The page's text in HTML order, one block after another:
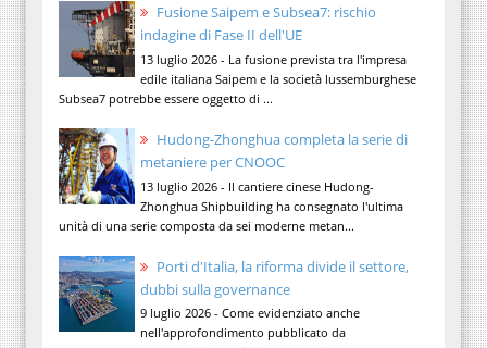
Fusione Saipem e Subsea7: rischio
indagine di Fase II dell'UE
13 luglio 2026 - La fusione prevista tra l'impresa
edile italiana Saipem e la società lussemburghese
Subsea7 potrebbe essere oggetto di ...
Hudong-Zhonghua completa la serie di
metaniere per CNOOC
13 luglio 2026 - Il cantiere cinese Hudong-
Zhonghua Shipbuilding ha consegnato l'ultima
unità di una serie composta da sei moderne metan...
Porti d'Italia, la riforma divide il settore,
dubbi sulla governance
9 luglio 2026 - Come evidenziato anche
nell'approfondimento pubblicato da